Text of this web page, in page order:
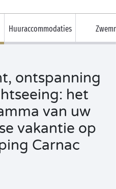
Huuraccommodaties
ontspanning
het
van uw
vakantie op
Carnac